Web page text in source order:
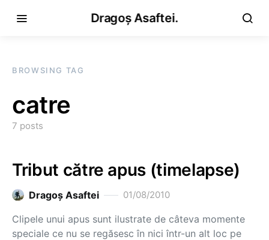
Dragoș Asaftei.
BROWSING TAG
catre
7 posts
Tribut către apus (timelapse)
Dragoş Asaftei 01/08/2010
Clipele unui apus sunt ilustrate de câteva momente
speciale ce nu se regăsesc în nici într-un alt loc pe